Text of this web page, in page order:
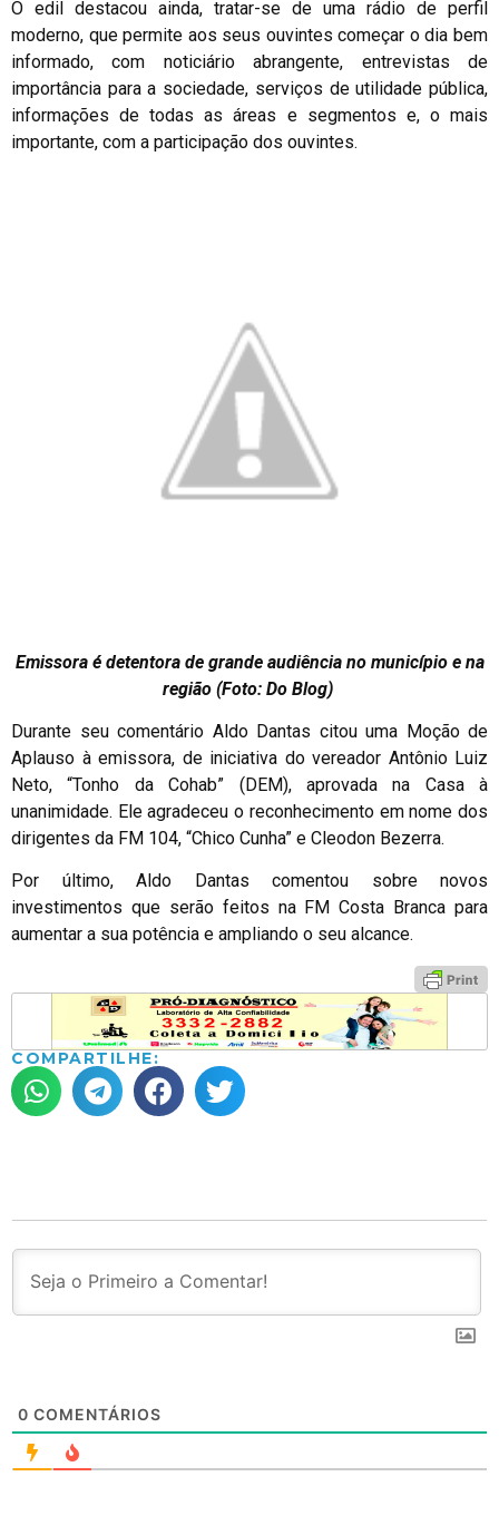
O edil destacou ainda, tratar-se de uma rádio de perfil
moderno, que permite aos seus ouvintes começar o dia bem
informado, com noticiário abrangente, entrevistas de
importância para a sociedade, serviços de utilidade pública,
informações de todas as áreas e segmentos e, o mais
importante, com a participação dos ouvintes.
Emissora é detentora de grande audiência no município e na
região (Foto: Do Blog)
Durante seu comentário Aldo Dantas citou uma Moção de
Aplauso à emissora, de iniciativa do vereador Antônio Luiz
Neto, “Tonho da Cohab” (DEM), aprovada na Casa à
unanimidade. Ele agradeceu o reconhecimento em nome dos
dirigentes da FM 104, “Chico Cunha” e Cleodon Bezerra.
Por último, Aldo Dantas comentou sobre novos
investimentos que serão feitos na FM Costa Branca para
aumentar a sua potência e ampliando o seu alcance.
COMPARTILHE:
0 COMENTÁRIOS